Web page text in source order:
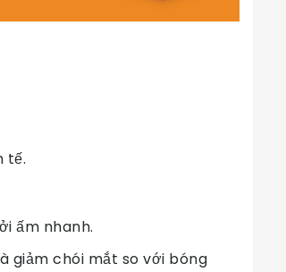
tế.
ấm nhanh.
giảm chói mắt so với bóng